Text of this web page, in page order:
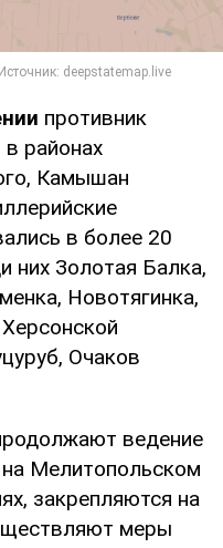
противник
районах
Камышан
в более 20
них Золотая Балка,
Новотягинка,
Очаков
ведение
на Мелитопольском
закрепляются на
меры